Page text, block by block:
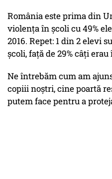
România este prima din
violența în școli cu 49%
2016. Repet: 1 din 2 elevi
școli, față de 29% câți erau
Ne întrebăm cum am
copiii noștri, cine poartă
putem face pentru a